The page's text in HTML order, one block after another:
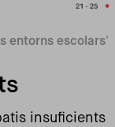
entorns escolars'
insuficients